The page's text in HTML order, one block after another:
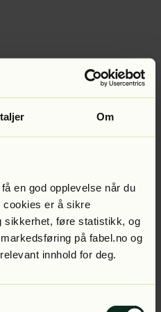
Om
en god opplevelse når du
cookies er å sikre
sikkerhet, føre statistikk, og
på fabel.no og
innhold for deg.